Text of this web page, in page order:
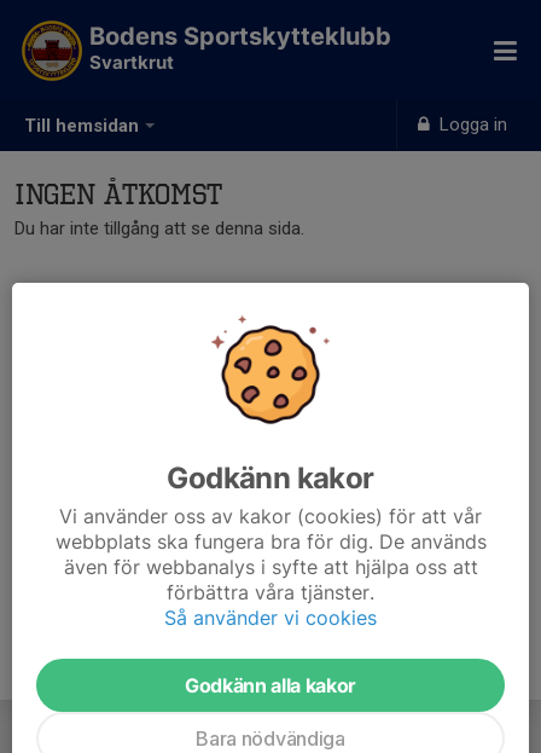
Till hemsidan Logga in
Bodens Sportskytteklubb
Svartkrut
Ingen åtkomst
Du har inte tillgång att se denna sida.
Godkänn kakor
Vi använder oss av kakor (cookies) för att vår
webbplats ska fungera bra för dig. De används
även för webbanalys i syfte att hjälpa oss att
förbättra våra tjänster.
Så använder vi cookies
Godkänn alla kakor
Bara nödvändiga